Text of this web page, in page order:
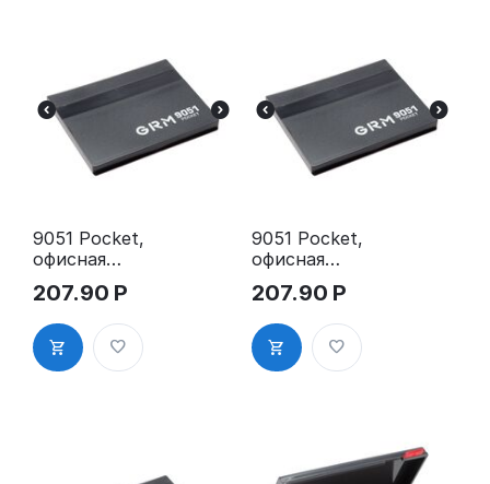
9051 Pocket,
офисная
настольная
штемпельна
я подушка,
65x82 мм,
фиолетовая
207.90 Р
9051 Pocket,
офисная
настольная
штемпельна
я подушка,
65x82 мм,
синяя
207.90 Р